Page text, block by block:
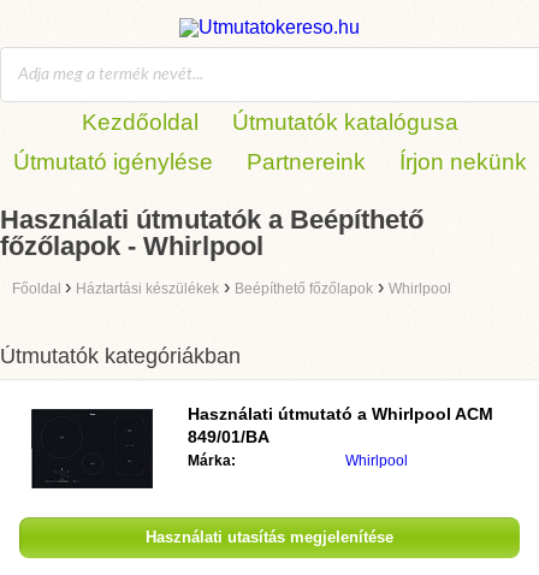
Kezdőoldal
Útmutatók katalógusa
Útmutató igénylése
Partnereink Írjon nekünk
Használati útmutatók a Beépíthető
főzőlapok - Whirlpool
Főoldal › Háztartási készülékek › Beépíthető főzőlapok › Whirlpool
Útmutatók kategóriákban
Használati útmutató a Whirlpool ACM
849/01/BA
Márka: Whirlpool
Használati utasítás megjelenítése